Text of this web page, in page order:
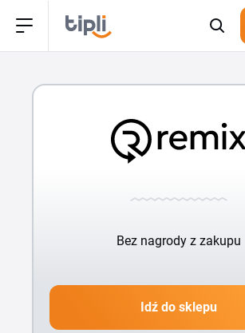
Bez nagrody z zakupu
Idź do sklepu